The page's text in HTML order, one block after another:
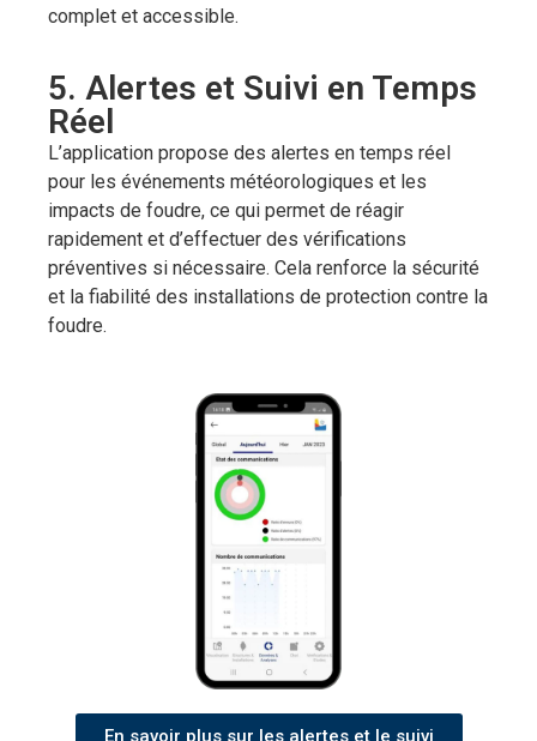
complet et accessible.
5. Alertes et Suivi en Temps
Réel
L’application propose des alertes en temps réel
pour les événements météorologiques et les
impacts de foudre, ce qui permet de réagir
rapidement et d’effectuer des vérifications
préventives si nécessaire. Cela renforce la sécurité
et la fiabilité des installations de protection contre la
foudre.
En savoir plus sur les alertes et le suivi